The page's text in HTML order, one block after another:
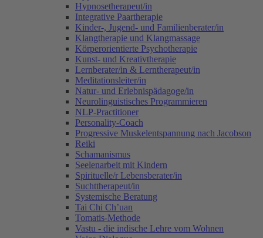
Hypnosetherapeut/in
Integrative Paartherapie
Kinder-, Jugend- und Familienberater/in
Klangtherapie und Klangmassage
Körperorientierte Psychotherapie
Kunst- und Kreativtherapie
Lernberater/in & Lerntherapeut/in
Meditationsleiter/in
Natur- und Erlebnispädagoge/in
Neurolinguistisches Programmieren
NLP-Practitioner
Personality-Coach
Progressive Muskelentspannung nach Jacobson
Reiki
Schamanismus
Seelenarbeit mit Kindern
Spirituelle/r Lebensberater/in
Suchttherapeut/in
Systemische Beratung
Tai Chi Ch’uan
Tomatis-Methode
Vastu - die indische Lehre vom Wohnen